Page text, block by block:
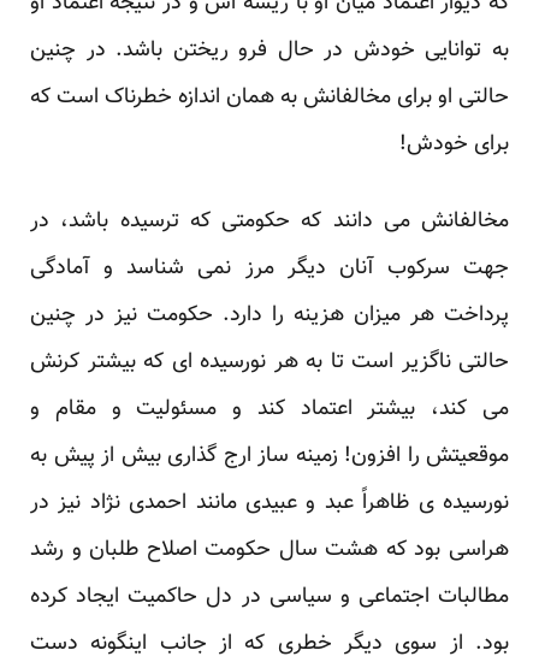
به توانایی خودش در حال فرو ریختن باشد. در چنین
حالتی او برای مخالفانش به همان اندازه خطرناک است که
برای خودش!
مخالفانش می دانند که حکومتی که ترسیده باشد، در
جهت سرکوب آنان دیگر مرز نمی شناسد و آمادگی
پرداخت هر میزان هزینه را دارد. حکومت نیز در چنین
حالتی ناگزیر است تا به هر نورسیده ای که بیشتر کرنش
می کند، بیشتر اعتماد کند و مسئولیت و مقام و
موقعیتش را افزون! زمینه ساز ارج گذاری بیش از پیش به
نورسیده ی ظاهراً عبد و عبیدی مانند احمدی نژاد نیز در
هراسی بود که هشت سال حکومت اصلاح طلبان و رشد
مطالبات اجتماعی و سیاسی در دل حاکمیت ایجاد کرده
بود. از سوی دیگر خطری که از جانب اینگونه دست